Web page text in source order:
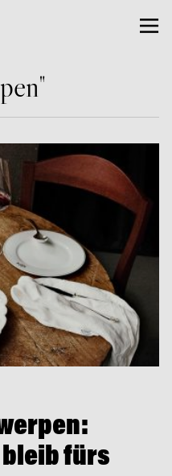
bleib fürs